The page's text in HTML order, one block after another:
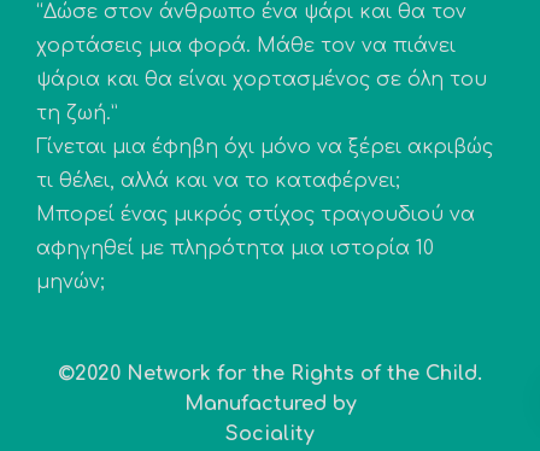
“Δώσε στον άνθρωπο ένα ψάρι και θα τον
χορτάσεις μια φορά. Μάθε τον να πιάνει
ψάρια και θα είναι χορτασμένος σε όλη του
τη ζωή.”
Γίνεται μια έφηβη όχι μόνο να ξέρει ακριβώς
τι θέλει, αλλά και να το καταφέρνει;
Μπορεί ένας μικρός στίχος τραγουδιού να
αφηγηθεί με πληρότητα μια ιστορία 10
μηνών;
©2020 Network for the Rights of the Child.
Manufactured by
Sociality